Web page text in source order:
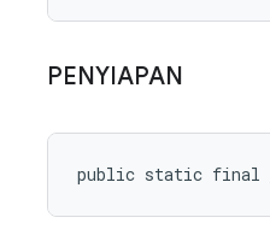
PENYIAPAN
public static final